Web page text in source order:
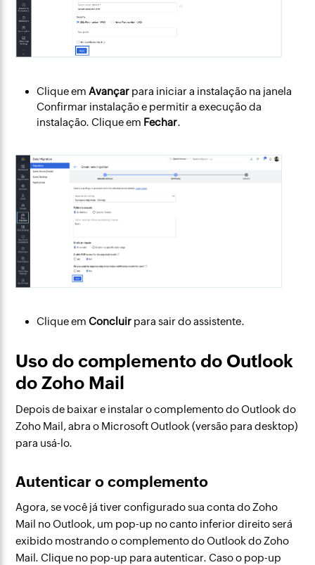
Clique emAvançar para iniciar a instalação na janela
Confirmar instalação e permitir a execução da
instalação. Clique em Fechar.
Clique emConcluir para sair do assistente.
Uso do complemento do Outlook
do Zoho Mail
Depois de baixar e instalar o complemento do Outlook do
Zoho Mail, abra o Microsoft Outlook (versão para desktop)
para usá-lo.
Autenticar o complemento
Agora, se você já tiver configurado sua conta do Zoho
Mail no Outlook, um pop-up no canto inferior direito será
exibido mostrando o complemento do Outlook do Zoho
Mail. Clique no pop-up para autenticar. Caso o pop-up